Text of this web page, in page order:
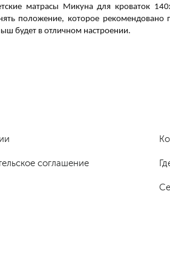
матрасы Микуна для кроваток
положение, которое
будет в отличном настроении.
соглашение